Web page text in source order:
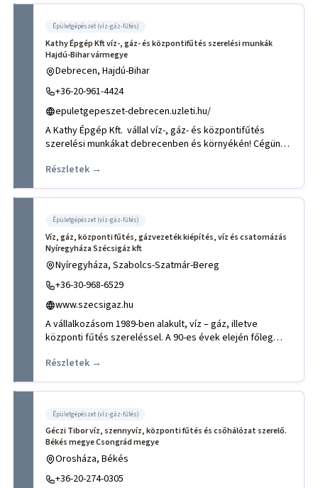
Épületgépészet (víz-gáz-fűtés)
Kathy Épgép Kft víz-, gáz- és központifűtés szerelési munkák
Hajdú-Bihar vármegye
Debrecen, Hajdú-Bihar
+36-20-961-4424
epuletgepeszet-debrecen.uzleti.hu/
A Kathy Épgép Kft. vállal víz-, gáz- és központifűtés
szerelési munkákat debrecenben és környékén! Cégünk
Részletek →
Épületgépészet (víz-gáz-fűtés)
Víz, gáz, központi fűtés, gázvezeték kiépítés, víz és csatornázás
Nyíregyháza Szécsigáz kft
Nyíregyháza, Szabolcs-Szatmár-Bereg
+36-30-968-6529
www.szecsigaz.hu
A vállalkozásom 1989-ben alakult, víz – gáz, illetve
központi fűtés szereléssel. A 90-es évek elején főleg
Részletek →
Épületgépészet (víz-gáz-fűtés)
Géczi Tibor víz, szennyvíz, központi fűtés és csőhálózat szerelő.
Békés megye Csongrád megye
Orosháza, Békés
+36-20-274-0305